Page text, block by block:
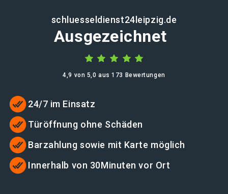
schluesseldienst24leipzig.de
Ausgezeichnet
4,9 von 5,0 aus 173 Bewertungen
24/7 im Einsatz
Türöffnung ohne Schäden
Barzahlung sowie mit Karte möglich
Innerhalb von 30Minuten vor Ort